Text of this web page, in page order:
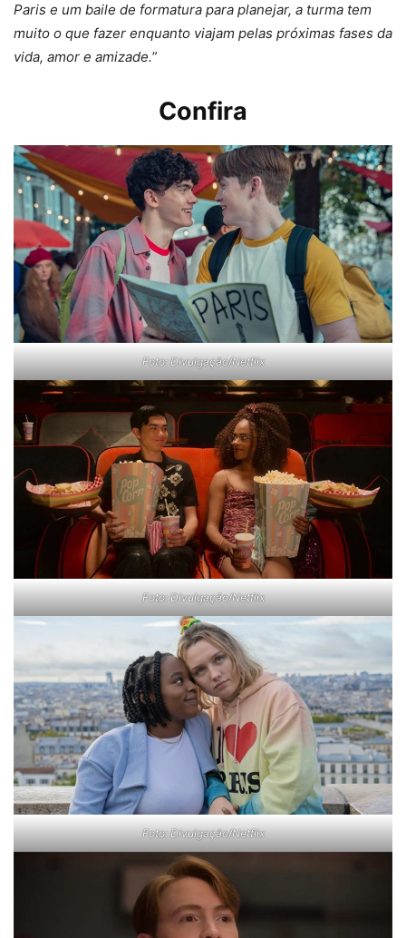
Paris e um baile de formatura para planejar, a turma tem
muito o que fazer enquanto viajam pelas próximas fases da
vida, amor e amizade.”
Confira
Foto: Divulgação/Netflix
Foto: Divulgação/Netflix
Foto: Divulgação/Netflix